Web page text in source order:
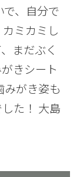
、自分で
ミカミし
まだぶく
きシート
みがき姿も
た！ 大島